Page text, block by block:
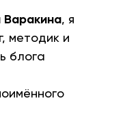
Варакина, я
методик и
блога